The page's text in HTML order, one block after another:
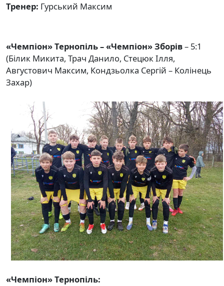
Тренер: Гурський Максим
«Чемпіон» Тернопіль – «Чемпіон» Зборів– 5:1
(Білик Микита, Трач Данило, Стецюк Ілля,
Августович Максим, Кондзьолка Сергій – Колінець
Захар)
«Чемпіон» Тернопіль: